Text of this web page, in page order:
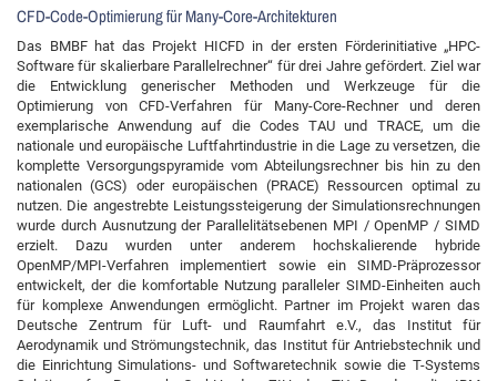
CFD-Code-Optimierung für Many-Core-Architekturen
Das BMBF hat das Projekt HICFD in der ersten Förderinitiative „HPC-
Software für skalierbare Parallelrechner“ für drei Jahre gefördert. Ziel war
die Entwicklung generischer Methoden und Werkzeuge für die
Optimierung von CFD-Verfahren für Many-Core-Rechner und deren
exemplarische Anwendung auf die Codes TAU und TRACE, um die
nationale und europäische Luftfahrtindustrie in die Lage zu versetzen, die
komplette Versorgungspyramide vom Abteilungsrechner bis hin zu den
nationalen (GCS) oder europäischen (PRACE) Ressourcen optimal zu
nutzen. Die angestrebte Leistungssteigerung der Simulationsrechnungen
wurde durch Ausnutzung der Parallelitätsebenen MPI / OpenMP / SIMD
erzielt. Dazu wurden unter anderem hochskalierende hybride
OpenMP/MPI-Verfahren implementiert sowie ein SIMD-Präprozessor
entwickelt, der die komfortable Nutzung paralleler SIMD-Einheiten auch
für komplexe Anwendungen ermöglicht. Partner im Projekt waren das
Deutsche Zentrum für Luft- und Raumfahrt e.V., das Institut für
Aerodynamik und Strömungstechnik, das Institut für Antriebstechnik und
die Einrichtung Simulations- und Softwaretechnik sowie die T-Systems